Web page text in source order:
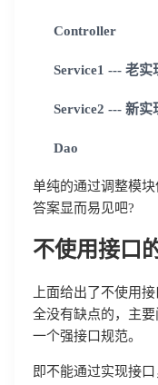
Controller
Service1 --- 老实
Service2 --- 新实
Dao
单纯的通过调整模
答案显而易见吧?
不使用接口
上面给出了不使用
全没有缺点的，主
一个强接口规范。
即不能通过实现接